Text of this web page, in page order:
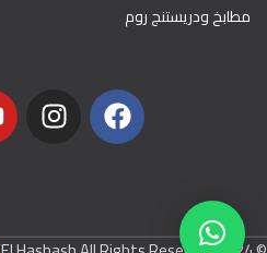
مطابخ ودريستنج روم